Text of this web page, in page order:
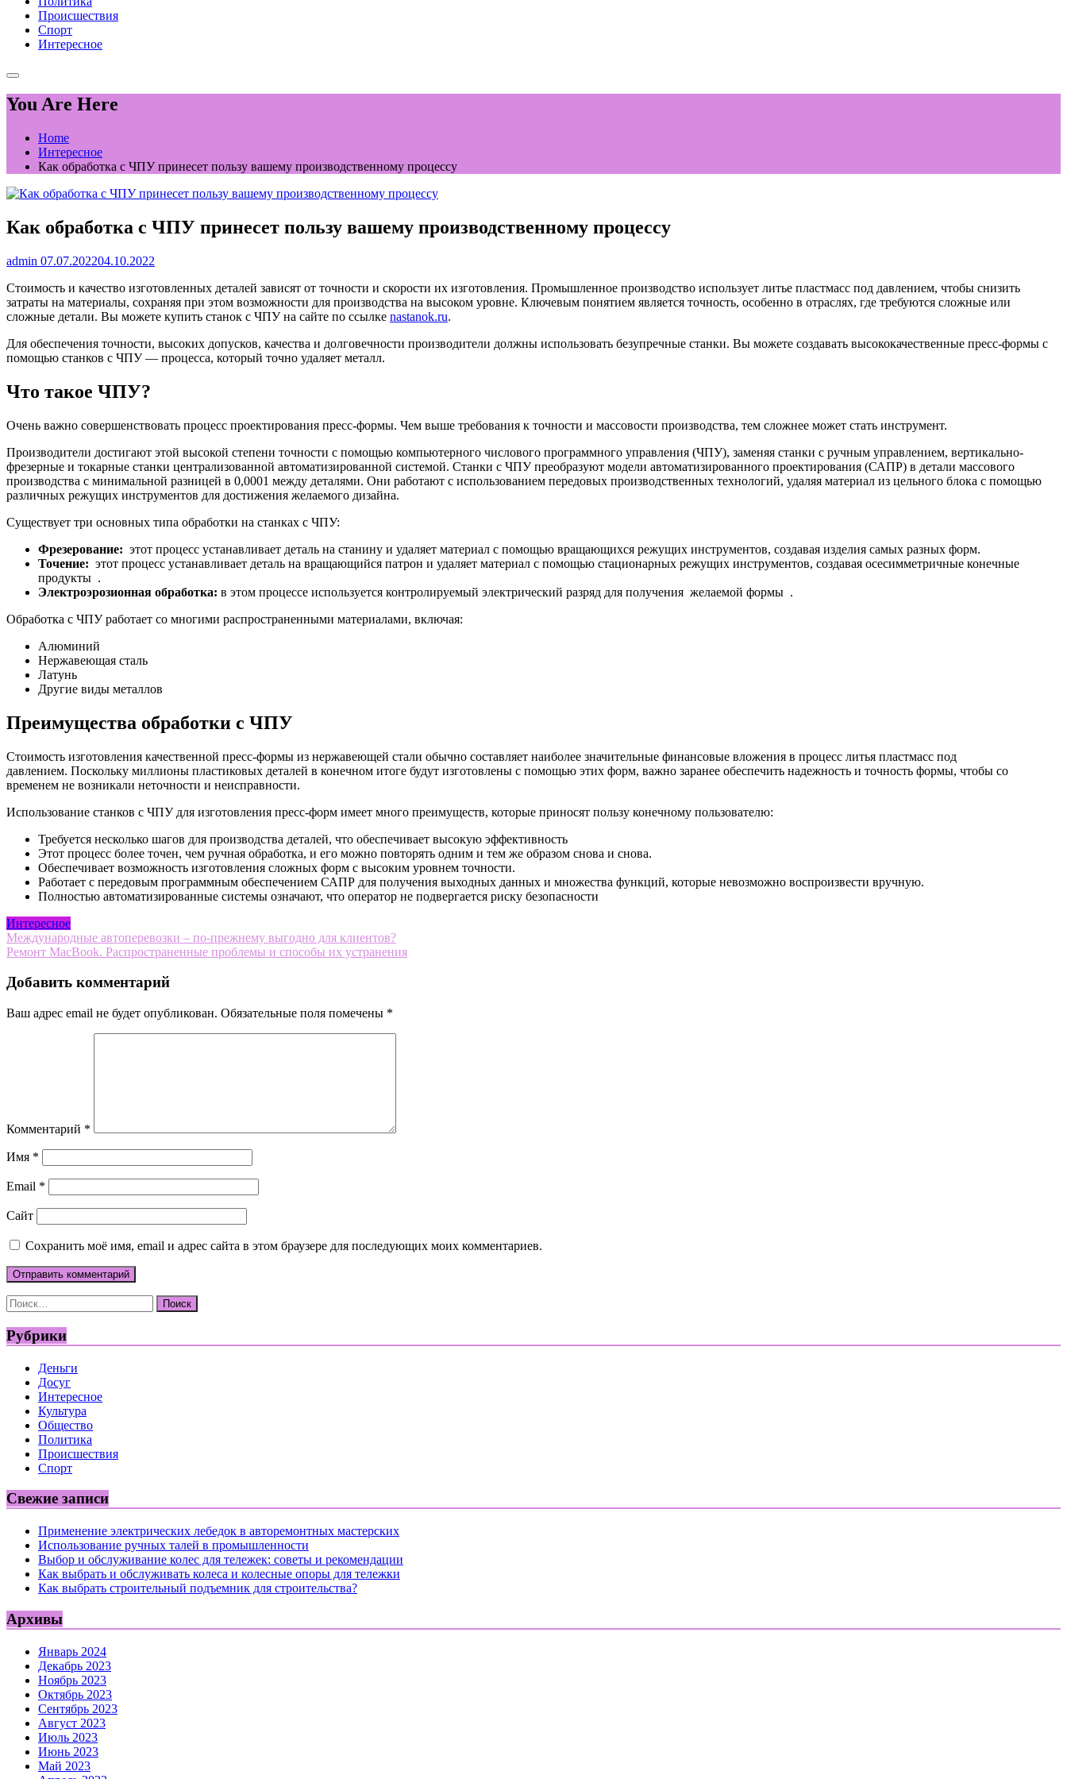
Происшествия
Спорт
Интересное
You Are Here
Home
Интересное
Как обработка с ЧПУ принесет пользу вашему производственному процессу
Как обработка с ЧПУ принесет пользу вашему производственному процессу
admin 07.07.202204.10.2022
Стоимость и качество изготовленных деталей зависят от точности и скорости их изготовления. Промышленное производство использует литье пластмасс под давлением, чтобы снизить
затраты на материалы, сохраняя при этом возможности для производства на высоком уровне. Ключевым понятием является точность, особенно в отраслях, где требуются сложные или
сложные детали. Вы можете купить станок с ЧПУ на сайте по ссылке nastanok.ru.
Для обеспечения точности, высоких допусков, качества и долговечности производители должны использовать безупречные станки. Вы можете создавать высококачественные пресс-формы с
помощью станков с ЧПУ — процесса, который точно удаляет металл.
Что такое ЧПУ?
Очень важно совершенствовать процесс проектирования пресс-формы. Чем выше требования к точности и массовости производства, тем сложнее может стать инструмент.
Производители достигают этой высокой степени точности с помощью компьютерного числового программного управления (ЧПУ), заменяя станки с ручным управлением, вертикально-
фрезерные и токарные станки централизованной автоматизированной системой. Станки с ЧПУ преобразуют модели автоматизированного проектирования (САПР) в детали массового
производства с минимальной разницей в 0,0001 между деталями. Они работают с использованием передовых производственных технологий, удаляя материал из цельного блока с помощью
различных режущих инструментов для достижения желаемого дизайна.
Существует три основных типа обработки на станках с ЧПУ:
Фрезерование: этот процесс устанавливает деталь на станину и удаляет материал с помощью вращающихся режущих инструментов, создавая изделия самых разных форм.
Точение: этот процесс устанавливает деталь на вращающийся патрон и удаляет материал с помощью стационарных режущих инструментов, создавая осесимметричные конечные
продукты .
Электроэрозионная обработка: в этом процессе используется контролируемый электрический разряд для получения желаемой формы .
Обработка с ЧПУ работает со многими распространенными материалами, включая:
Алюминий
Нержавеющая сталь
Латунь
Другие виды металлов
Преимущества обработки с ЧПУ
Стоимость изготовления качественной пресс-формы из нержавеющей стали обычно составляет наиболее значительные финансовые вложения в процесс литья пластмасс под
давлением. Поскольку миллионы пластиковых деталей в конечном итоге будут изготовлены с помощью этих форм, важно заранее обеспечить надежность и точность формы, чтобы со
временем не возникали неточности и неисправности.
Использование станков с ЧПУ для изготовления пресс-форм имеет много преимуществ, которые приносят пользу конечному пользователю:
Требуется несколько шагов для производства деталей, что обеспечивает высокую эффективность
Этот процесс более точен, чем ручная обработка, и его можно повторять одним и тем же образом снова и снова.
Обеспечивает возможность изготовления сложных форм с высоким уровнем точности.
Работает с передовым программным обеспечением САПР для получения выходных данных и множества функций, которые невозможно воспроизвести вручную.
Полностью автоматизированные системы означают, что оператор не подвергается риску безопасности
Интересное
Навигация
по
записям
Международные автоперевозки – по-прежнему выгодно для клиентов?
Ремонт MacBook. Распространенные проблемы и способы их устранения
Добавить комментарий
Ваш адрес email не будет опубликован. Обязательные поля помечены *
Комментарий *
Имя *
Email *
Сайт
Сохранить моё имя, email и адрес сайта в этом браузере для последующих моих комментариев.
Найти:
Рубрики
Деньги
Досуг
Интересное
Культура
Общество
Политика
Происшествия
Спорт
Свежие записи
Применение электрических лебедок в авторемонтных мастерских
Использование ручных талей в промышленности
Выбор и обслуживание колес для тележек: советы и рекомендации
Как выбрать и обслуживать колеса и колесные опоры для тележки
Как выбрать строительный подъемник для строительства?
Архивы
Январь 2024
Декабрь 2023
Ноябрь 2023
Октябрь 2023
Сентябрь 2023
Август 2023
Июль 2023
Июнь 2023
Май 2023